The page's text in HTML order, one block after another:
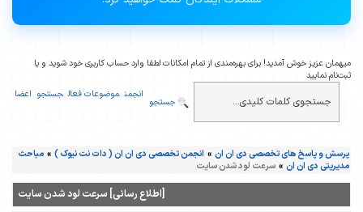
میهمان عزیز خوش آمدید! برای بهره‌مندی از تمام امکانات لطفا وارد حساب کاربری خود شوید و یا
ثبت‌نام نمایید
انجمن موضوعات فعال جستجو اعضا
جستجو
پرسش و پاسخ های تخصصی دی ان ان » انجمن تخصصی دی ان ان ( دات نت نیوک ) » مباحث
مدیریتی دی ان ان » سرعت لود شدن سایت
[اطلاع رسانی] سرعت لود شدن سایت